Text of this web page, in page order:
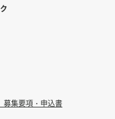
募集要項・申込書